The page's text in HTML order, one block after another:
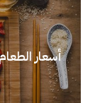
أسعار